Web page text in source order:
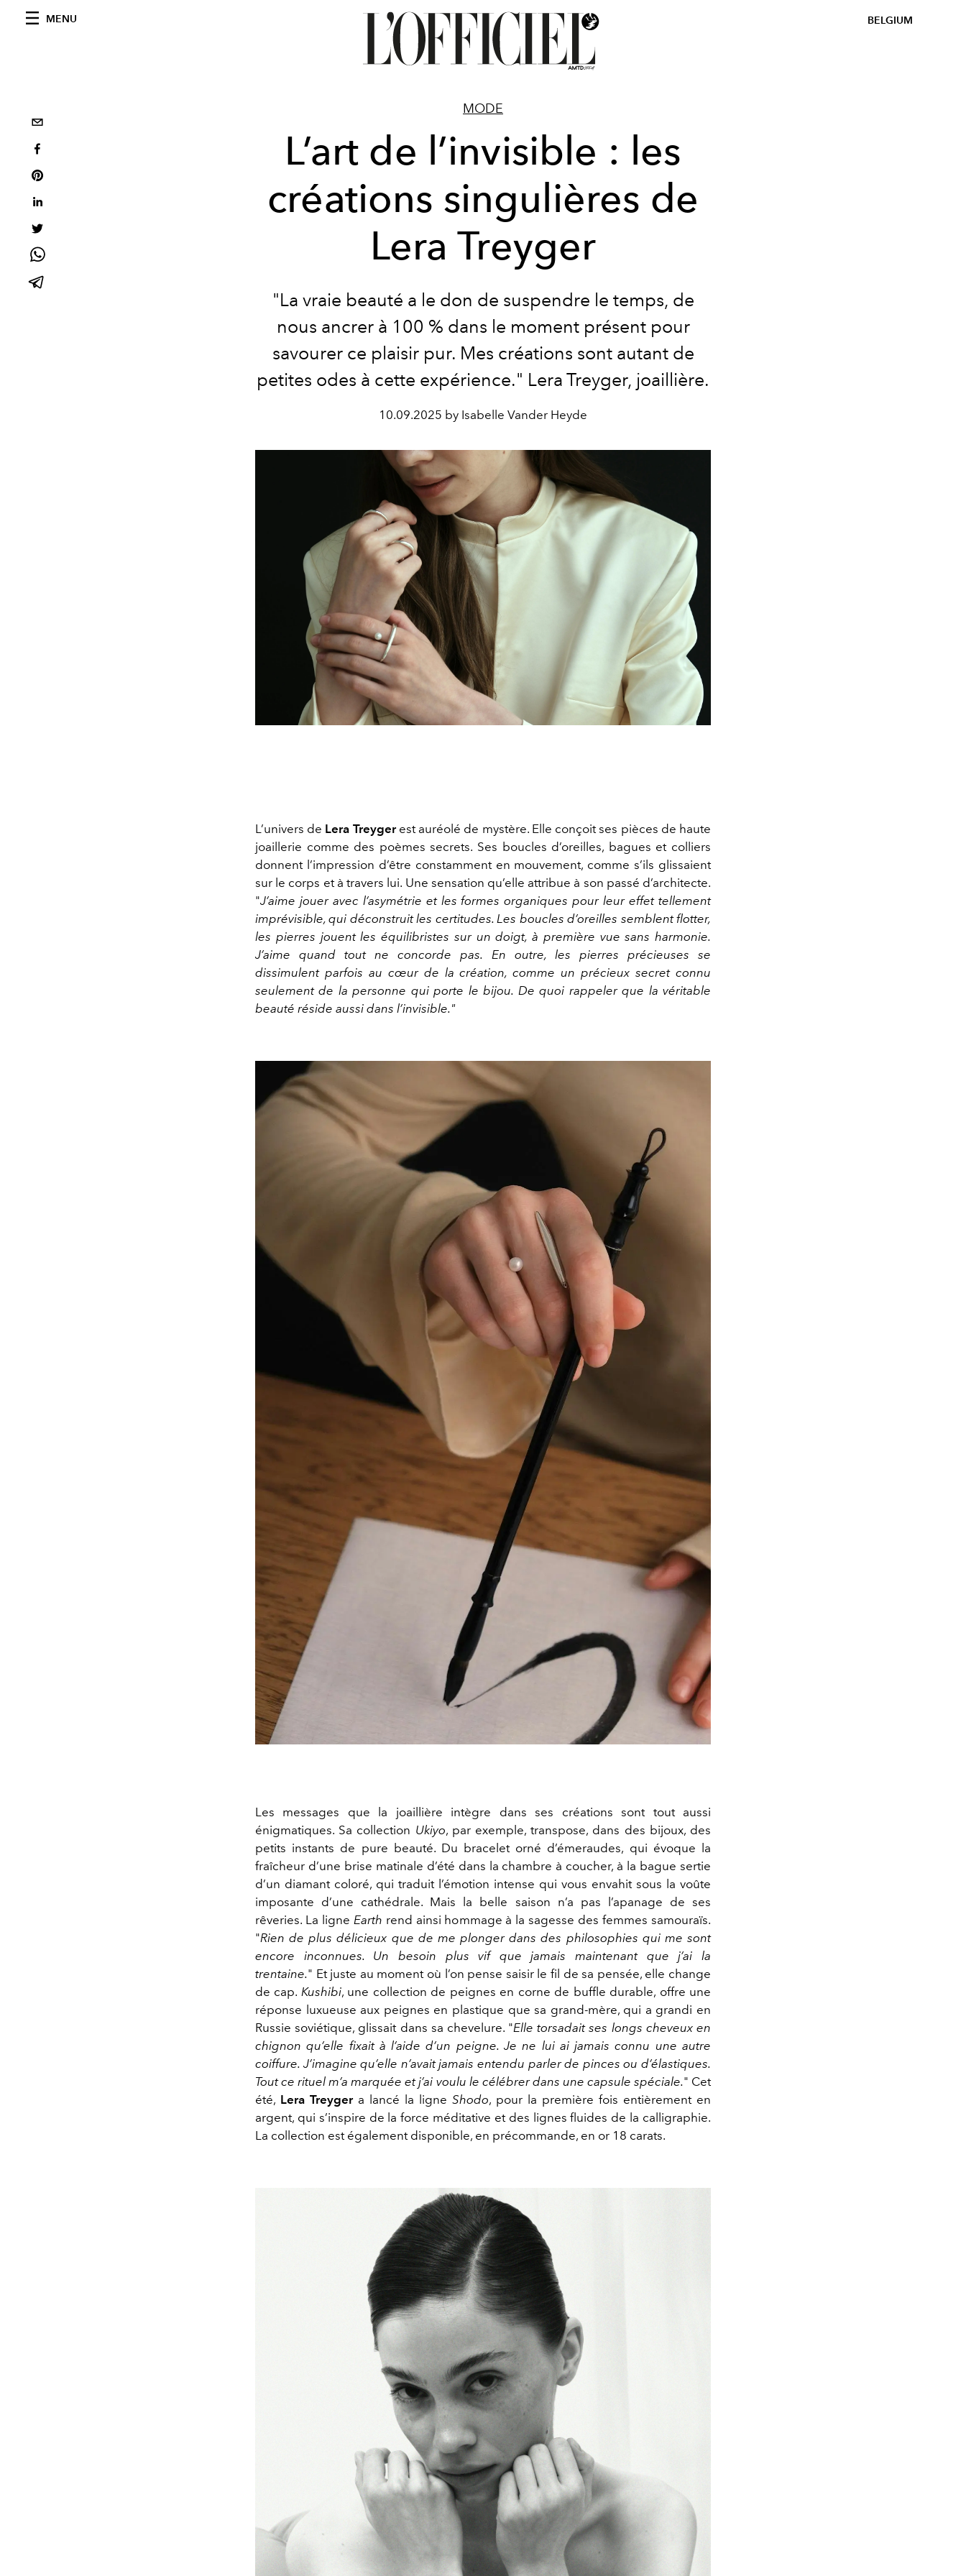
MENU BELGIUM
MODE
L’art de l’invisible : les
créations singulières de
Lera Treyger
"La vraie beauté a le don de suspendre le temps, de
nous ancrer à 100 % dans le moment présent pour
savourer ce plaisir pur. Mes créations sont autant de
petites odes à cette expérience." Lera Treyger, joaillière.
10.09.2025 by Isabelle Vander Heyde
L’univers de Lera Treygerest auréolé de mystère. Elle conçoit ses pièces de haute
joaillerie comme des poèmes secrets. Ses boucles d’oreilles, bagues et colliers
donnent l’impression d’être constamment en mouvement, comme s’ils glissaient
sur le corps et à travers lui. Une sensation qu’elle attribue à son passé d’architecte.
"J’aime jouer avec l’asymétrie et les formes organiques pour leur effet tellement
imprévisible, qui déconstruit les certitudes. Les boucles d’oreilles semblent flotter,
les pierres jouent les équilibristes sur un doigt, à première vue sans harmonie.
J’aime quand tout ne concorde pas. En outre, les pierres précieuses se
dissimulent parfois au cœur de la création, comme un précieux secret connu
seulement de la personne qui porte le bijou. De quoi rappeler que la véritable
beauté réside aussi dans l’invisible."
Les messages que la joaillière intègre dans ses créations sont tout aussi
énigmatiques. Sa collection Ukiyo, par exemple, transpose, dans des bijoux, des
petits instants de pure beauté. Du bracelet orné d’émeraudes, qui évoque la
fraîcheur d’une brise matinale d’été dans la chambre à coucher, à la bague sertie
d’un diamant coloré, qui traduit l’émotion intense qui vous envahit sous la voûte
imposante d’une cathédrale. Mais la belle saison n’a pas l’apanage de ses
rêveries. La ligne Earth rend ainsi hommage à la sagesse des femmes samouraïs.
"Rien de plus délicieux que de me plonger dans des philosophies qui me sont
encore inconnues. Un besoin plus vif que jamais maintenant que j’ai la
trentaine." Et juste au moment où l’on pense saisir le fil de sa pensée, elle change
de cap. Kushibi, une collection de peignes en corne de buffle durable, offre une
réponse luxueuse aux peignes en plastique que sa grand-mère, qui a grandi en
Russie soviétique, glissait dans sa chevelure. "Elle torsadait ses longs cheveux en
chignon qu’elle fixait à l’aide d’un peigne. Je ne lui ai jamais connu une autre
coiffure. J’imagine qu’elle n’avait jamais entendu parler de pinces ou d’élastiques.
Tout ce rituel m’a marquée et j’ai voulu le célébrer dans une capsule spéciale." Cet
été, Lera Treygera lancé la ligne Shodo, pour la première fois entièrement en
argent, qui s’inspire de la force méditative et des lignes fluides de la calligraphie.
La collection est également disponible, en précommande, en or 18 carats.